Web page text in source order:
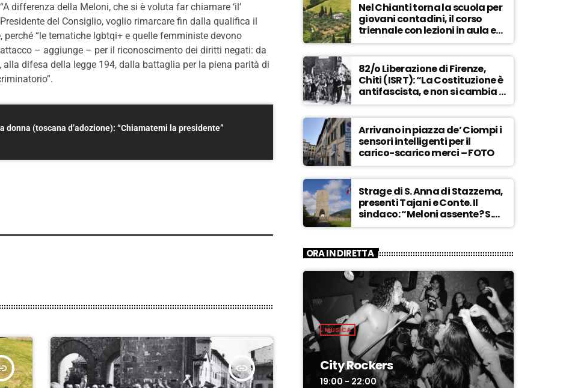
“A differenza della Meloni, che si è voluta far chiamare ‘il’
Presidente del Consiglio, voglio rimarcare fin dalla qualifica il
“le tematiche lgbtqi+ e quelle femministe devono
– aggiunge – per il riconoscimento dei diritti negati: da
difesa della legge 194, dalla battaglia per la piena parità di
donna (toscana d’adozione): “Chiamatemi la presidente”
insert_link
Nel Chianti torna la scuola per
giovani contadini, il corso
triennale con lezioni in aula e
tra i campi – ASCOLTA
82/o Liberazione di Firenze,
Chiti (ISRT): “La Costituzione è
antifascista, e non si cambia a
maggioranza” – ASCOLTA
Arrivano in piazza de’ Ciompi i
sensori intelligenti per il
carico-scarico merci – FOTO
Strage di S. Anna di Stazzema,
presenti Tajani e Conte. Il
sindaco: “Meloni assente? S.
Anna aperta tutto l’anno…” –
ORA IN DIRETTA
MUSICA
City Rockers
19:00 - 22:00